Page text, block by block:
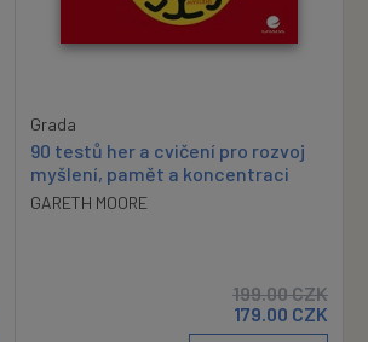
Grada
90 testů her a cvičení pro rozvoj
myšlení, pamět a koncentraci
GARETH MOORE
199.00CZK
179.00 CZK